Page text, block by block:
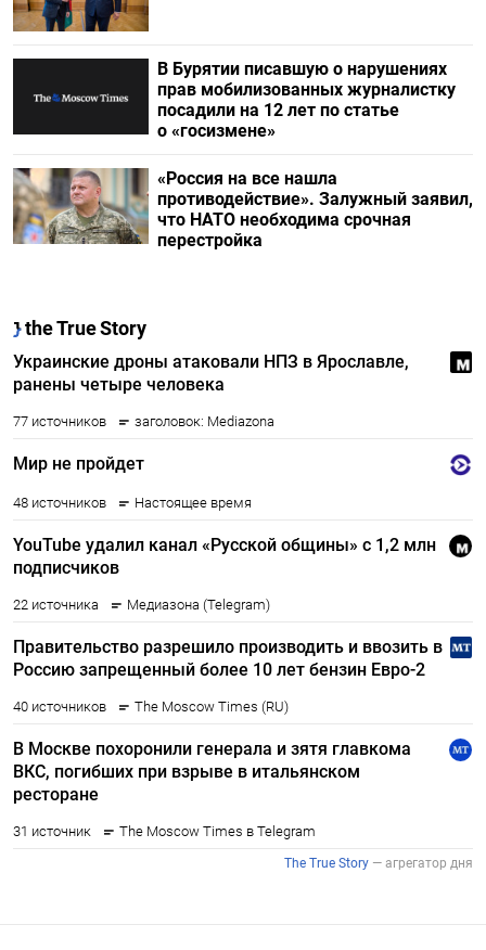
В Бурятии писавшую о нарушениях
прав мобилизованных журналистку
посадили на 12 лет по статье
о «госизмене»
«Россия на все нашла
противодействие». Залужный заявил,
что НАТО необходима срочная
перестройка